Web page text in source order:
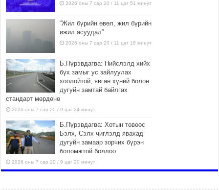
2026 оны 7 сар 20 / 11 цаг 51 минут
“Жил бүрийн өвөл, жил бүрийн
ижил асуудал”
2026 оны 7 сар 20 / 11 цаг 16 минут
Б.Пүрэвдагва: Нийслэлд хийх
бүх замыг ус зайлуулах
хоолойтой, явган хүний болон
дугуйн замтай байлгах
стандарт мөрдөнө
2026 оны 7 сар 20 / 9 цаг 24 минут
Б.Пүрэвдагва: Хотын төвөөс
Бэлх, Сэлх чиглэлд явахад
дугуйн замаар зорчих бүрэн
боломжтой боллоо
2026 оны 7 сар 20 / 9 цаг 20 минут